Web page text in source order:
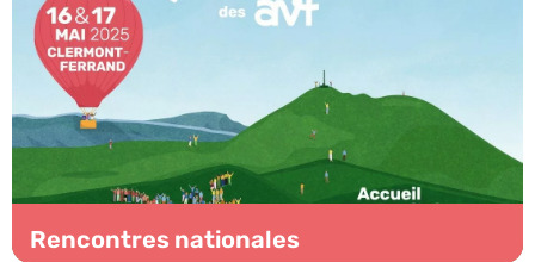
Rencontres nationales